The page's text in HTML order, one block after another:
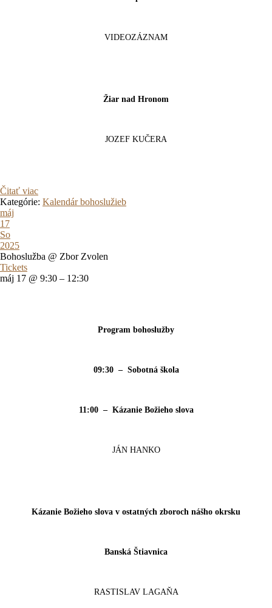
VIDEOZÁZNAM
Žiar nad Hronom
JOZEF KUČERA
Čitať viac
Kategórie: Kalendár bohoslužieb
máj
17
So
2025
Bohoslužba @ Zbor Zvolen
Tickets
máj 17 @ 9:30 – 12:30
Program bohoslužby
09:30 – Sobotná škola
11:00 – Kázanie Božieho slova
JÁN HANKO
Kázanie Božieho slova v ostatných zboroch nášho okrsku
Banská Štiavnica
RASTISLAV LAGAŇA